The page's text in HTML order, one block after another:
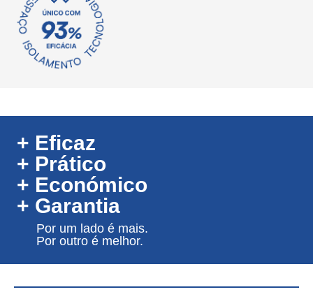
+ Eficaz
+ Prático
+ Económico
+ Garantia
Por um lado é mais.
Por outro é melhor.